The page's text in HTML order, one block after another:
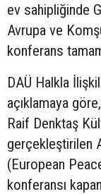
ev sahipliğinde
Avrupa ve
konferans
DAÜ Halkla
açıklamaya
Raif Denktaş
gerçekleştirilen
(European
konferansı